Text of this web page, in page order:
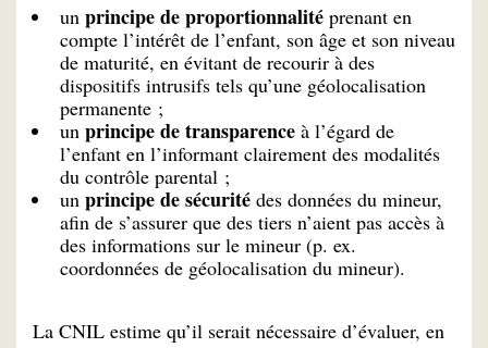
un principe de proportionnalité prenant en
compte l’intérêt de l’enfant, son âge et son niveau
de maturité, en évitant de recourir à des
dispositifs intrusifs tels qu’une géolocalisation
permanente ;
un principe de transparence à l’égard de
l’enfant en l’informant clairement des modalités
du contrôle parental ;
un principe de sécurité des données du mineur,
afin de s’assurer que des tiers n’aient pas accès à
des informations sur le mineur (p. ex.
coordonnées de géolocalisation du mineur).
La CNIL estime qu’il serait nécessaire d’évaluer, en